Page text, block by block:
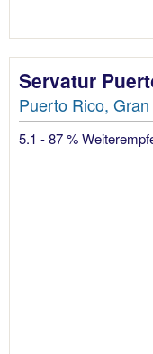
Servatur
Puerto Rico,
5.1 - 87 %